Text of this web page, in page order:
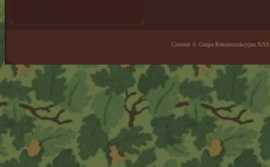
Content © Grupa Rekonstrukcyjna